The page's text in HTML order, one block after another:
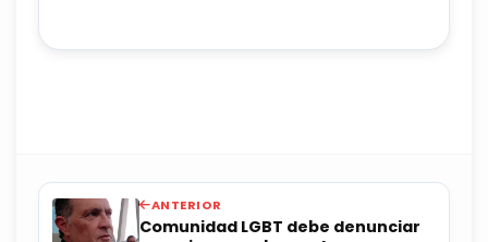
ANTERIOR
Comunidad LGBT debe denunciar